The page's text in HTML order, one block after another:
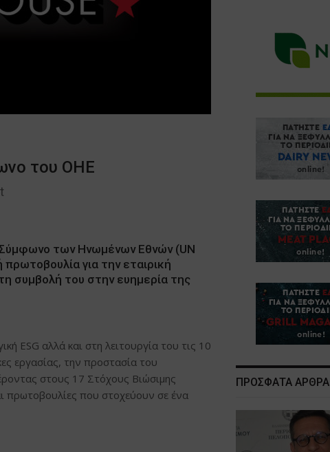
του ΟΗΕ
Σύμφωνο των Ηνωμένων Εθνών (UN
για την εταιρική
συμβολή του στην ευημερία της
ESG αλλά και στη λειτουργία του τις 10
εργασίας, την προστασία του
στους 17 Στόχους Βιώσιμης
πρωτοβουλίες που στοχεύουν σε ένα
ΠΡΟΣΦΑΤΑ ΑΡΘΡΑ